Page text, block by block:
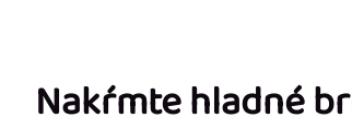
Nakŕmte hladné